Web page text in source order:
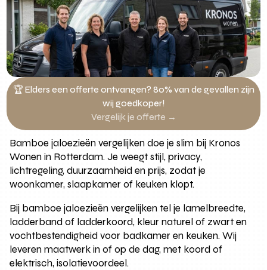
🏆 Elders een offerte ontvangen? 80% van de gevallen zijn
wij goedkoper!
Vergelijk je offerte →
Bamboe jaloezieën vergelijken doe je slim bij Kronos
Wonen in Rotterdam. Je weegt stijl, privacy,
lichtregeling, duurzaamheid en prijs, zodat je
woonkamer, slaapkamer of keuken klopt.
Bij bamboe jaloezieën vergelijken tel je lamelbreedte,
ladderband of ladderkoord, kleur naturel of zwart en
vochtbestendigheid voor badkamer en keuken. Wij
leveren maatwerk in of op de dag, met koord of
elektrisch, isolatievoordeel.